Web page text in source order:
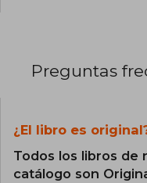
Preguntas
¿El libro es
Todos los libros de
catálogo son